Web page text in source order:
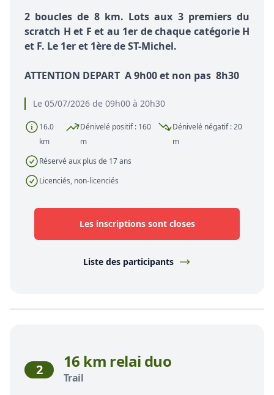
Le 05/07/2026 de 09h00 à 20h30
16.0
km
Dénivelé positif : 160
m
Dénivelé négatif : 20
m
Réservé aux plus de 17 ans
Licenciés, non-licenciés
2 boucles de 8 km. Lots aux 3 premiers du
scratch H et F et au 1er de chaque catégorie H
et F. Le 1er et 1ère de ST-Michel.
ATTENTION DEPART A 9h00 et non pas 8h30
Les inscriptions sont closes
Liste des participants
2 16 km relai duo
Trail